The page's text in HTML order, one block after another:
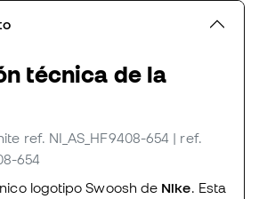
técnica de la
ref. NI_AS_HF9408-654 | ref.
654
logotipo Swoosh de Nike. Esta